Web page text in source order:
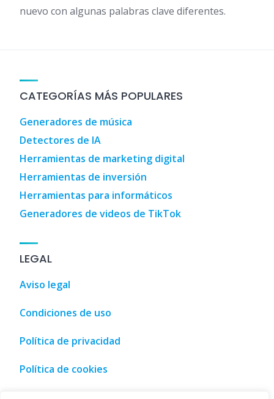
nuevo con algunas palabras clave diferentes.
CATEGORÍAS MÁS POPULARES
Generadores de música
Detectores de IA
Herramientas de marketing digital
Herramientas de inversión
Herramientas para informáticos
Generadores de videos de TikTok
LEGAL
Aviso legal
Condiciones de uso
Política de privacidad
Política de cookies